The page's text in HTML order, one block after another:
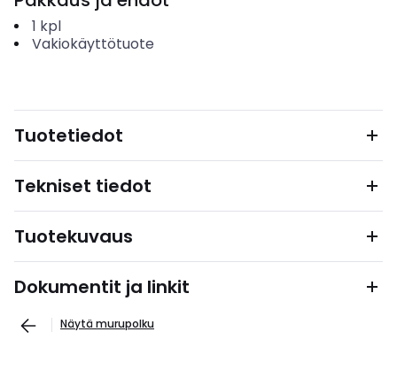
1 kpl
Vakiokäyttötuote
Tuotetiedot
Tekniset tiedot
Tuotekuvaus
Dokumentit ja linkit
Näytä murupolku